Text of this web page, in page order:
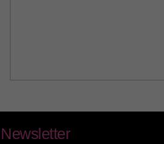
Newsletter